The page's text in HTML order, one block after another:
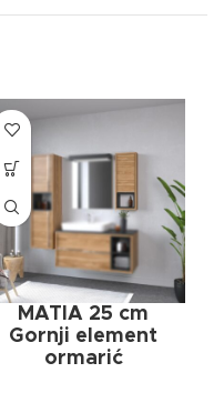
MATIA 25 cm
Gornji element
ormarić